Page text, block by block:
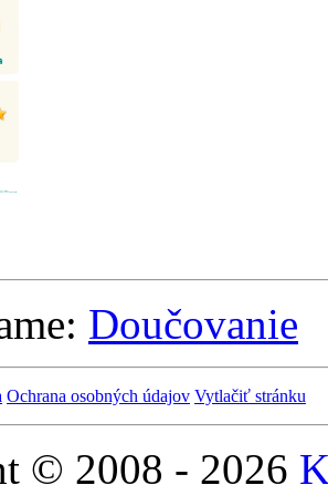
Doučovanie
Ochrana osobných údajov Vytlačiť stránku
© 2008 - 2026